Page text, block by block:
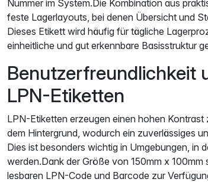
Nummer im System.Die Kombination aus
feste Lagerlayouts, bei denen Übersicht und
Dieses Etikett wird häufig für tägliche
einheitliche und gut erkennbare Basisstruktur
Benutzerfreundlichkeit
LPN-Etiketten
LPN-Etiketten erzeugen einen hohen
dem Hintergrund, wodurch ein zuverlässiges
Dies ist besonders wichtig in Umgebungen, in
werden.Dank der Größe von 150mm x
lesbaren LPN-Code und Barcode zur